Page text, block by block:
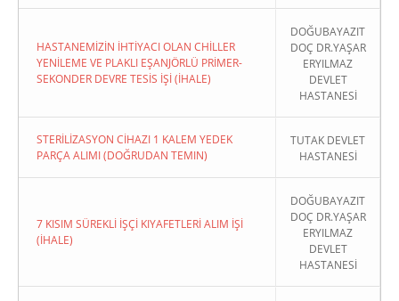
HASTANEMİZİN İHTİYACI OLAN CHİLLER
YENİLEME VE PLAKLI EŞANJÖRLÜ PRİMER-
SEKONDER DEVRE TESİS İŞİ (İHALE)
DOĞUBAYAZIT
DOÇ DR.YAŞAR
ERYILMAZ
DEVLET
HASTANESİ
STERİLİZASYON CİHAZI 1 KALEM YEDEK
PARÇA ALIMI (DOĞRUDAN TEMIN)
TUTAK DEVLET
HASTANESİ
7 KISIM SÜREKLİ İŞÇİ KIYAFETLERİ ALIM İŞİ
(İHALE)
DOĞUBAYAZIT
DOÇ DR.YAŞAR
ERYILMAZ
DEVLET
HASTANESİ